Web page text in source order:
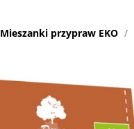
Mieszanki przypraw EKO